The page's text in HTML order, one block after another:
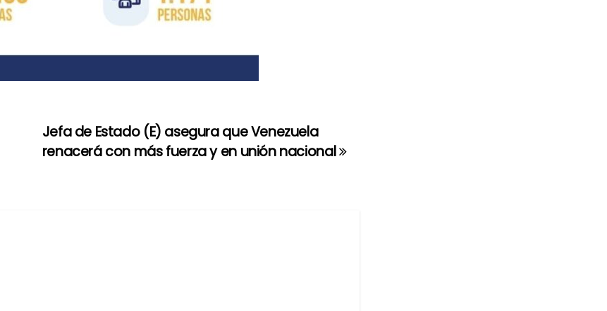
Jefa de Estado (E) asegura que Venezuela
renacerá con más fuerza y en unión nacional